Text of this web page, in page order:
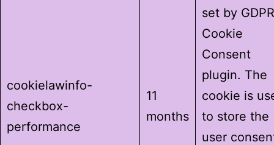
cookielawinfo-
checkbox-
performance
11
months
set by GDPR
Cookie
Consent
plugin. The
cookie is
to store the
user